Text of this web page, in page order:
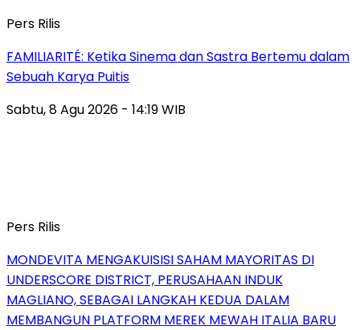
Pers Rilis
FAMILIARITÉ: Ketika Sinema dan Sastra Bertemu dalam
Sebuah Karya Puitis
Sabtu, 8 Agu 2026 - 14:19 WIB
Pers Rilis
MONDEVITA MENGAKUISISI SAHAM MAYORITAS DI
UNDERSCORE DISTRICT, PERUSAHAAN INDUK
MAGLIANO, SEBAGAI LANGKAH KEDUA DALAM
MEMBANGUN PLATFORM MEREK MEWAH ITALIA BARU